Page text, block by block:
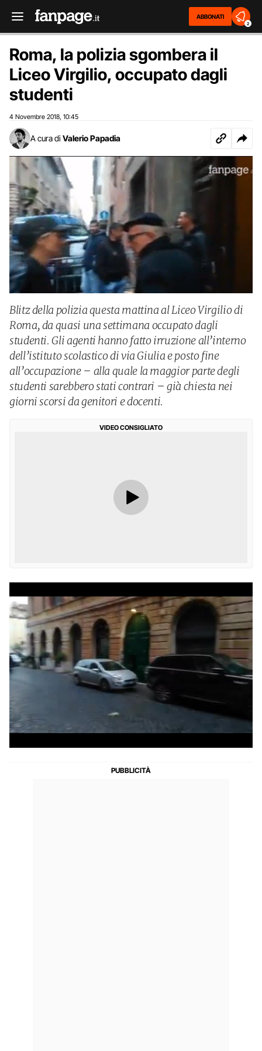
ABBONATI
2
Roma, la polizia sgombera il
Liceo Virgilio, occupato dagli
studenti
4 Novembre 2018 10:45
A cura di Valerio Papadia
Blitz della polizia questa mattina al Liceo Virgilio di
Roma, da quasi una settimana occupato dagli
studenti. Gli agenti hanno fatto irruzione all’interno
dell’istituto scolastico di via Giulia e posto fine
all’occupazione – alla quale la maggior parte degli
studenti sarebbero stati contrari – già chiesta nei
giorni scorsi da genitori e docenti.
VIDEO CONSIGLIATO